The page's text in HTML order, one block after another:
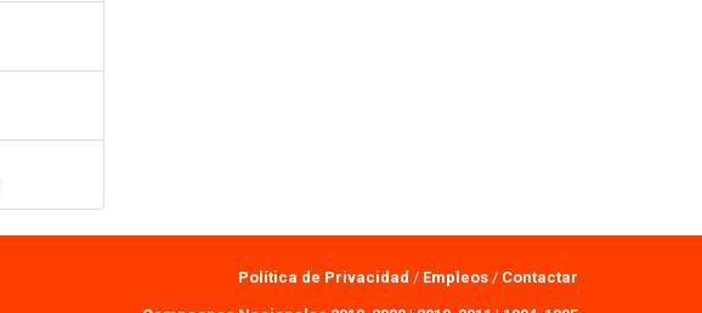
Política de Privacidad / Empleos / Contactar